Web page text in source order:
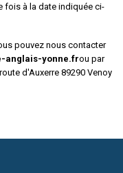
fois à la date indiquée ci-
pouvez nous contacter
anglais-yonne.frou par
d'Auxerre 89290 Venoy